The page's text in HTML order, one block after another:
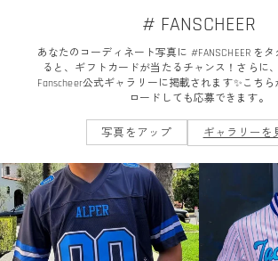
# FANSCHEER
あなたのコーディネート写真に #FANSCHEER を
ると、ギフトカードが当たるチャンス！さらに
Fanscheer公式ギャラリーに掲載されます✨こち
ロードしても応募できます。
写真をアップ ギャラリーを